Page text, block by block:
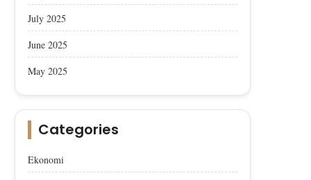
July 2025
June 2025
May 2025
Categories
Ekonomi